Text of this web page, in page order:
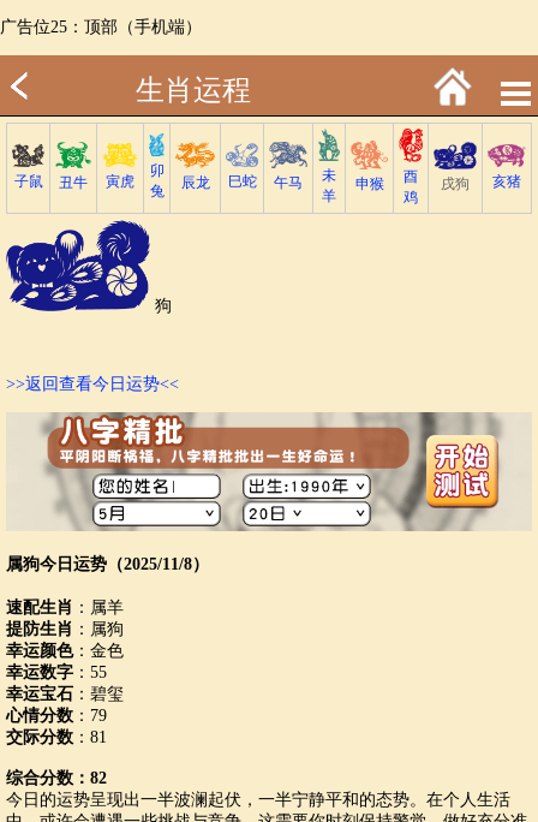
广告位25：顶部（手机端）
生肖运程
子鼠 丑牛 寅虎
卯
兔
辰龙 巳蛇 午马
未
羊
申猴
酉
鸡
戌狗 亥猪
狗
>>返回查看今日运势<<
属狗今日运势（2025/11/8）
速配生肖 ：属羊
提防生肖 ：属狗
幸运颜色：金色
幸运数字 ：55
幸运宝石 ：碧玺
心情分数 ：79
交际分数 ：81
综合分数：82
今日的运势呈现出一半波澜起伏，一半宁静平和的态势。在个人生活